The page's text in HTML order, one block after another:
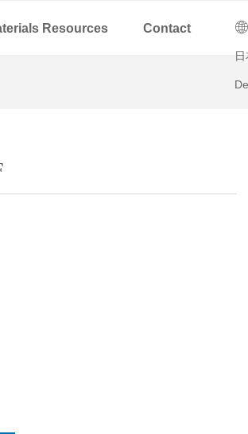
Resources Contact ꄓ